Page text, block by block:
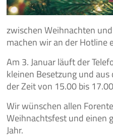
zwischen Weihnachten
machen wir an der Hotline
Am 3. Januar läuft der
kleinen Besetzung und
der Zeit von 15.00 bis
Wir wünschen allen
Weihnachtsfest und einen
Jahr.